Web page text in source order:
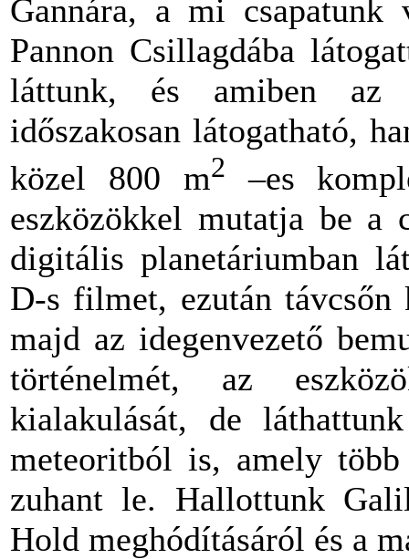
Gannára, a mi
Pannon Csillagdába
láttunk, és amiben az
időszakosan látogatható,
közel 800 m2
–es
eszközökkel mutatja be
digitális planetáriumban
D-s filmet, ezután távcsőn
majd az idegenvezető
történelmét, az
kialakulását, de
meteoritból is, amely
zuhant le. Hallottunk
Hold meghódításáról és a